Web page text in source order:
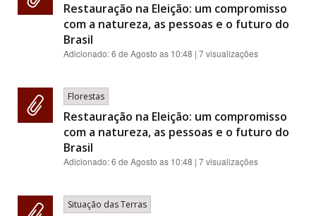
Restauração na Eleição: um compromisso
com a natureza, as pessoas e o futuro do
Brasil
Adicionado:6 de Agosto as 10:48 | 7 visualizações
Florestas
Restauração na Eleição: um compromisso
com a natureza, as pessoas e o futuro do
Brasil
Adicionado:6 de Agosto as 10:48 | 7 visualizações
Situação das Terras